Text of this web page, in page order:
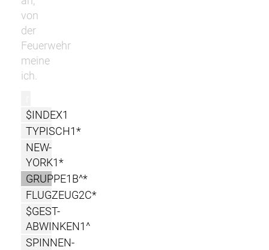
von
der
Feuerwehr
meine
ich.
$INDEX1
TYPISCH1*
NEW-
YORK1*
GRUPPE1B^*
FLUGZEUG2C*
$GEST-
ABWINKEN1^
SPINNEN-